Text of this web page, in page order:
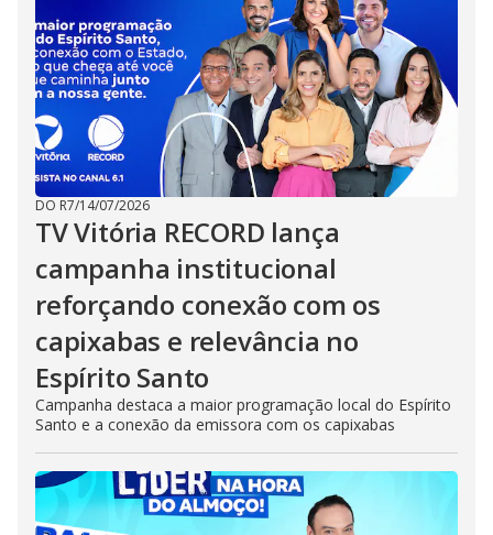
DO R7/14/07/2026
TV Vitória RECORD lança
campanha institucional
reforçando conexão com os
capixabas e relevância no
Espírito Santo
Campanha destaca a maior programação local do Espírito
Santo e a conexão da emissora com os capixabas